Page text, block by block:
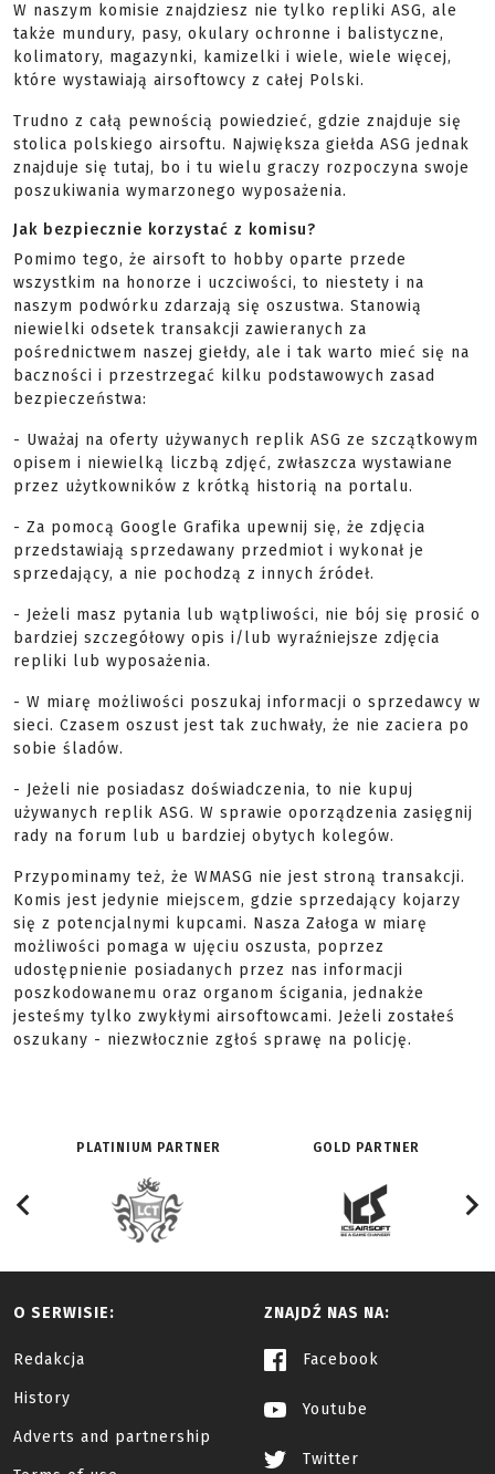
W naszym komisie znajdziesz nie tylko repliki ASG, ale
także mundury, pasy, okulary ochronne i balistyczne,
kolimatory, magazynki, kamizelki i wiele, wiele więcej,
które wystawiają airsoftowcy z całej Polski.
Trudno z całą pewnością powiedzieć, gdzie znajduje się
stolica polskiego airsoftu. Największa giełda ASG jednak
znajduje się tutaj, bo i tu wielu graczy rozpoczyna swoje
poszukiwania wymarzonego wyposażenia.
Jak bezpiecznie korzystać z komisu?
Pomimo tego, że airsoft to hobby oparte przede
wszystkim na honorze i uczciwości, to niestety i na
naszym podwórku zdarzają się oszustwa. Stanowią
niewielki odsetek transakcji zawieranych za
pośrednictwem naszej giełdy, ale i tak warto mieć się na
baczności i przestrzegać kilku podstawowych zasad
bezpieczeństwa:
- Uważaj na oferty używanych replik ASG ze szczątkowym
opisem i niewielką liczbą zdjęć, zwłaszcza wystawiane
przez użytkowników z krótką historią na portalu.
- Za pomocą Google Grafika upewnij się, że zdjęcia
przedstawiają sprzedawany przedmiot i wykonał je
sprzedający, a nie pochodzą z innych źródeł.
- Jeżeli masz pytania lub wątpliwości, nie bój się prosić o
bardziej szczegółowy opis i/lub wyraźniejsze zdjęcia
repliki lub wyposażenia.
- W miarę możliwości poszukaj informacji o sprzedawcy w
sieci. Czasem oszust jest tak zuchwały, że nie zaciera po
sobie śladów.
- Jeżeli nie posiadasz doświadczenia, to nie kupuj
używanych replik ASG. W sprawie oporządzenia zasięgnij
rady na forum lub u bardziej obytych kolegów.
Przypominamy też, że WMASG nie jest stroną transakcji.
Komis jest jedynie miejscem, gdzie sprzedający kojarzy
się z potencjalnymi kupcami. Nasza Załoga w miarę
możliwości pomaga w ujęciu oszusta, poprzez
udostępnienie posiadanych przez nas informacji
poszkodowanemu oraz organom ścigania, jednakże
jesteśmy tylko zwykłymi airsoftowcami. Jeżeli zostałeś
oszukany - niezwłocznie zgłoś sprawę na policję.
PLATINIUM PARTNER GOLD PARTNER
O SERWISIE:
Redakcja
History
Adverts and partnership
ZNAJDŹ NAS NA:
Facebook
Youtube
Twitter